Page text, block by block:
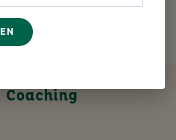
ANGEBOT
Coaching